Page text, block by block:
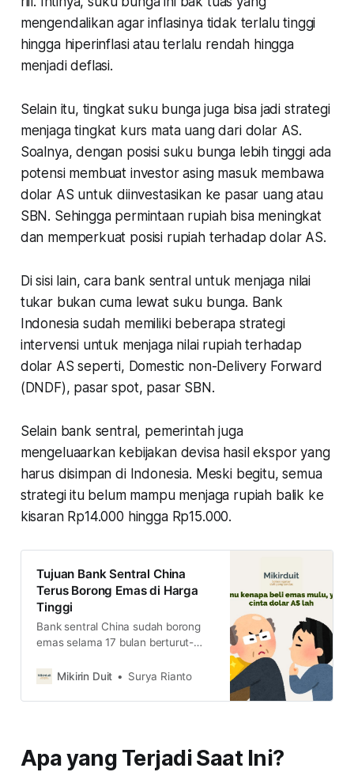
mengendalikan agar inflasinya tidak terlalu tinggi
hingga hiperinflasi atau terlalu rendah hingga
menjadi deflasi.
Selain itu, tingkat suku bunga juga bisa jadi strategi
menjaga tingkat kurs mata uang dari dolar AS.
Soalnya, dengan posisi suku bunga lebih tinggi ada
potensi membuat investor asing masuk membawa
dolar AS untuk diinvestasikan ke pasar uang atau
SBN. Sehingga permintaan rupiah bisa meningkat
dan memperkuat posisi rupiah terhadap dolar AS.
Di sisi lain, cara bank sentral untuk menjaga nilai
tukar bukan cuma lewat suku bunga. Bank
Indonesia sudah memiliki beberapa strategi
intervensi untuk menjaga nilai rupiah terhadap
dolar AS seperti, Domestic non-Delivery Forward
(DNDF), pasar spot, pasar SBN.
Selain bank sentral, pemerintah juga
mengeluaarkan kebijakan devisa hasil ekspor yang
harus disimpan di Indonesia. Meski begitu, semua
strategi itu belum mampu menjaga rupiah balik ke
kisaran Rp14.000 hingga Rp15.000.
Tujuan Bank Sentral China
Terus Borong Emas di Harga
Tinggi
Bank sentral China sudah borong
emas selama 17 bulan berturut-
Mikirin Duit
Surya Rianto
Apa yang Terjadi Saat Ini?